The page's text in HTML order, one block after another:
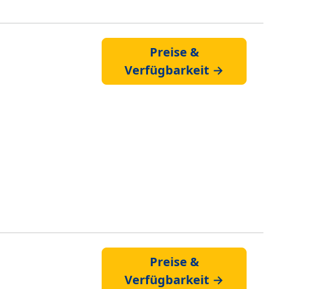
Preise &
Verfügbarkeit →
Preise &
Verfügbarkeit →